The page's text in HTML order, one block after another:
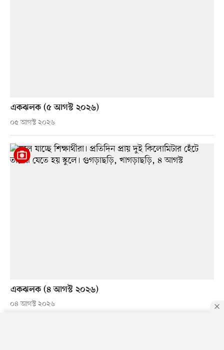
একঝলক (৫ আগস্ট ২০২৬)
০৫ আগস্ট ২০২৬
একঝলক (৪ আগস্ট ২০২৬)
০৪ আগস্ট ২০২৬